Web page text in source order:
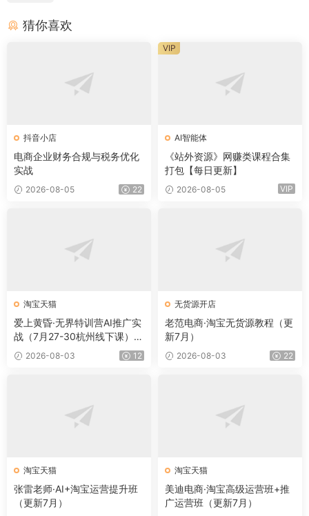
猜你喜欢
抖音小店
电商企业财务合规与税务优化
实战
2026-08-05 22
AI智能体
《站外资源》网赚类课程合集
打包【每日更新】
2026-08-05 VIP
VIP
淘宝天猫
爱上黄昏·无界特训营AI推广实
战（7月27-30杭州线下课）
【音频+字幕+pdf】
2026-08-03 12
无货源开店
老范电商·淘宝无货源教程（更
新7月）
2026-08-03 22
淘宝天猫
张雷老师·AI+淘宝运营提升班
（更新7月）
淘宝天猫
美迪电商·淘宝高级运营班+推
广运营班（更新7月）